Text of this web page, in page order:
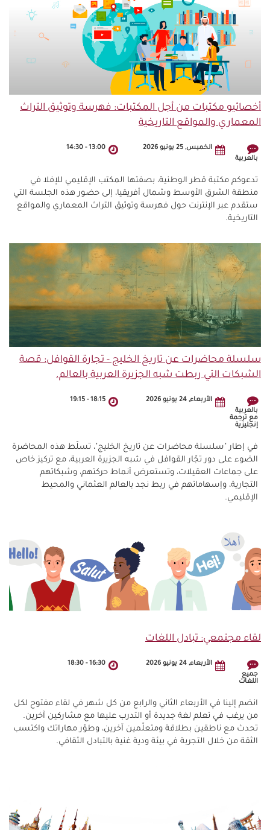
أخصائيو مكتبات من أجل المكتبات: فهرسة وتوثيق التراث
المعماري والمواقع التاريخية
بالعربية
الخميس, 25 يونيو 2026 13:00
-
14:30
تدعوكم مكتبة قطر الوطنية، بصفتها المكتب الإقليمي للإفلا في
منطقة الشرق الأوسط وشمال أفريقيا، إلى حضور هذه الجلسة التي
ستقدم عبر الإنترنت حول فهرسة وتوثيق التراث المعماري والمواقع
التاريخية.
سلسلة محاضرات عن تاريخ الخليج - تجارة القوافل: قصة
الشبكات التي ربطت شبه الجزيرة العربية بالعالم.
بالعربية
مع ترجمة
إنجليزية
الأربعاء, 24 يونيو 2026 18:15
-
19:15
في إطار "سلسلة محاضرات عن تاريخ الخليج"، تسلّط هذه المحاضرة
الضوء على دور تجّار القوافل في شبه الجزيرة العربية، مع تركيز خاص
على جماعات العقيلات، وتستعرض أنماط حركتهم، وشبكاتهم
التجارية، وإسهاماتهم في ربط نجد بالعالم العثماني والمحيط
الإقليمي.
لقاء مجتمعي: تبادل اللغات
جميع
اللغات
الأربعاء, 24 يونيو 2026 16:30
-
18:30
انضم إلينا في الأربعاء الثاني والرابع من كل شهر في لقاء مفتوح لكل
من يرغب في تعلم لغة جديدة أو التدرب عليها مع مشاركين آخرين.
تحدث مع ناطقين بطلاقة ومتعلّمين آخرين، وطوّر مهاراتك واكتسب
الثقة من خلال التجربة في بيئة ودية غنية بالتبادل الثقافي.